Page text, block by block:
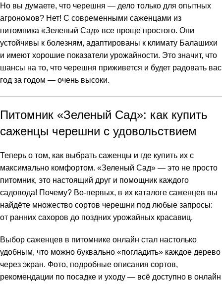
Но вы думаете, что черешня — дело только для опытных
агрономов? Нет! С современными саженцами из
питомника «Зеленый Сад» все проще простого. Они
устойчивы к болезням, адаптированы к климату Балашихи
и имеют хорошие показатели урожайности. Это значит, что
шансы на то, что черешня приживется и будет радовать вас
год за годом — очень высоки.
Питомник «Зеленый Сад»: как купить
саженцы черешни с удовольствием
Теперь о том, как выбрать саженцы и где купить их с
максимально комфортом. «Зеленый Сад» — это не просто
питомник, это настоящий друг и помощник каждого
садовода! Почему? Во-первых, в их каталоге саженцев вы
найдёте множество сортов черешни под любые запросы:
от ранних сахоров до поздних урожайных красавиц.
Выбор саженцев в питомнике онлайн стал настолько
удобным, что можно буквально «погладить» каждое дерево
через экран. Фото, подробные описания сортов,
рекомендации по посадке и уходу — всё доступно в онлайн